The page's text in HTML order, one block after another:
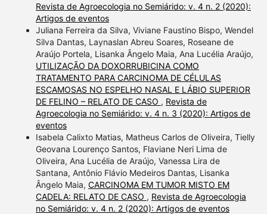
Revista de Agroecologia no Semiárido: v. 4 n. 2 (2020):
Artigos de eventos
Juliana Ferreira da Silva, Viviane Faustino Bispo, Wendel
Silva Dantas, Laynaslan Abreu Soares, Roseane de
Araújo Portela, Lisanka Ângelo Maia, Ana Lucélia Araújo,
UTILIZAÇÃO DA DOXORRUBICINA COMO
TRATAMENTO PARA CARCINOMA DE CÉLULAS
ESCAMOSAS NO ESPELHO NASAL E LÁBIO SUPERIOR
DE FELINO – RELATO DE CASO , Revista de
Agroecologia no Semiárido: v. 4 n. 3 (2020): Artigos de
eventos
Isabela Calixto Matias, Matheus Carlos de Oliveira, Tielly
Geovana Lourenço Santos, Flaviane Neri Lima de
Oliveira, Ana Lucélia de Araújo, Vanessa Lira de
Santana, Antônio Flávio Medeiros Dantas, Lisanka
Ângelo Maia, CARCINOMA EM TUMOR MISTO EM
CADELA: RELATO DE CASO , Revista de Agroecologia
no Semiárido: v. 4 n. 2 (2020): Artigos de eventos